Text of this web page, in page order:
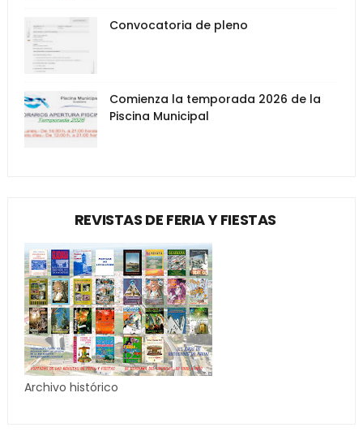
Convocatoria de pleno
Comienza la temporada 2026 de la
Piscina Municipal
REVISTAS DE FERIA Y FIESTAS
Archivo histórico